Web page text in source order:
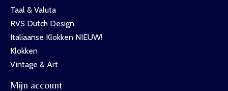
Taal & Valuta
RVS Dutch Design
Italiaanse Klokken NIEUW!
Klokken
Vintage & Art
Mijn account